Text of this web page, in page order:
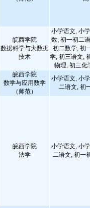
皖西学院
数据科学与大数据
技术
小学语文, 小
数, 初一初二
初二数学, 初
学, 初三语文,
物理, 初三化
皖西学院
数学与应用数学
（师范）
小学语文, 小
二语文, 初
皖西学院
法学
小学语文, 小
二语文, 初一